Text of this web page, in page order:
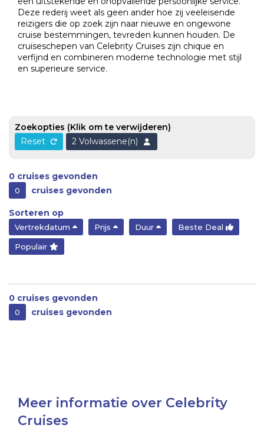
Deze rederij weet als geen ander hoe zij veeleisende
reizigers die op zoek zijn naar nieuwe en ongewone
cruise bestemmingen, tevreden kunnen houden. De
cruiseschepen van Celebrity Cruises zijn chique en
verfijnd en combineren moderne technologie met stijl
en superieure service.
Zoekopties (Klik om te verwijderen)
Reset
2 Volwassene(n)
0 cruises gevonden
0 cruises gevonden
Sorteren op
Vertrekdatum Prijs Duur Beste Deal
Populair
0 cruises gevonden
0 cruises gevonden
Meer informatie over Celebrity
Cruises